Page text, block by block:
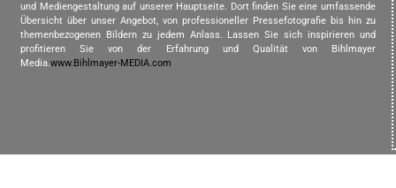
und Mediengestaltung auf unserer Hauptseite. Dort finden Sie eine umfassende
Übersicht über unser Angebot, von professioneller Pressefotografie bis hin zu
themenbezogenen Bildern zu jedem Anlass. Lassen Sie sich inspirieren und
profitieren Sie von der Erfahrung und Qualität von Bihlmayer
Media.www.Bihlmayer-MEDIA.com